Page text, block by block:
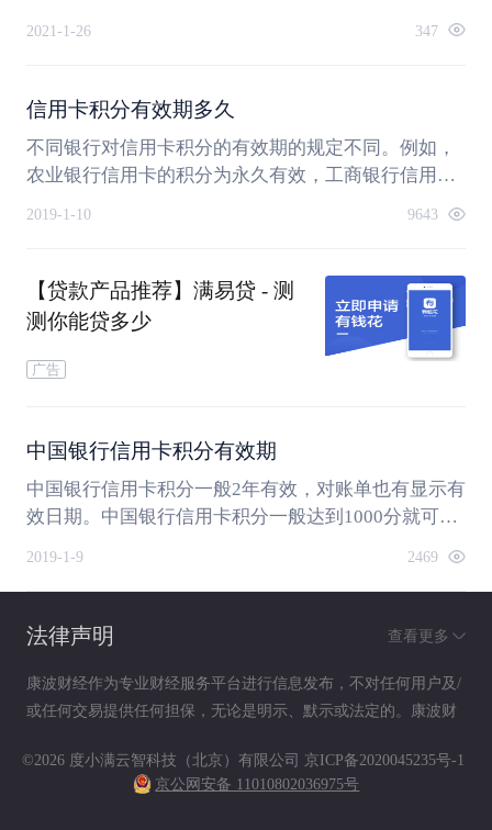
2021-1-26 347
信用卡积分有效期多久
不同银行对信用卡积分的有效期的规定不同。例如，
农业银行信用卡的积分为永久有效，工商银行信用卡
2019-1-10 9643
【贷款产品推荐】满易贷 - 测
测你能贷多少
广告
中国银行信用卡积分有效期
中国银行信用卡积分一般2年有效，对账单也有显示有
效日期。中国银行信用卡积分一般达到1000分就可以
2019-1-9 2469
法律声明 查看更多
康波财经作为专业财经服务平台进行信息发布，不对任何用户及/
或任何交易提供任何担保，无论是明示、默示或法定的。康波财
链接）仅供参考（如：历史或预期收益不代表实际收益），不作
为任何法律文件，亦不构成任何邀约、投资建议或承诺，用户应
©2026 度小满云智科技（北京）有限公司 京ICP备2020045235号-1
京公网安备 11010802036975号